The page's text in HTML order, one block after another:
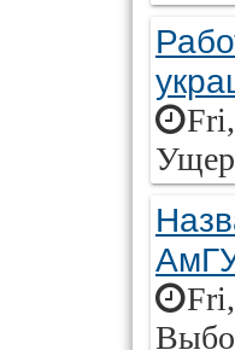
Fri,
Fri,